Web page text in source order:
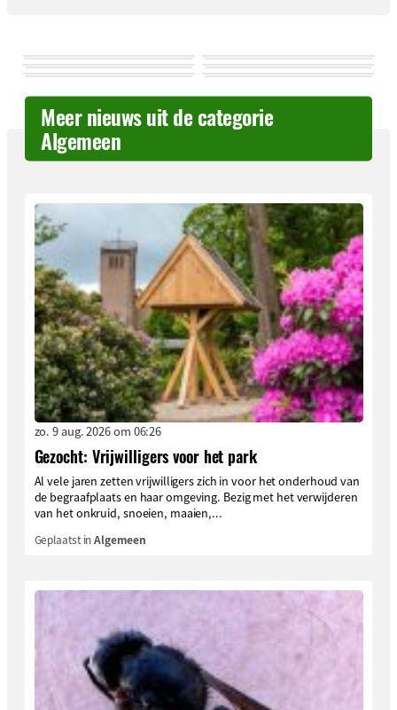
Meer nieuws uit de categorie
Algemeen
zo. 9 aug. 2026 om 06:26
Gezocht: Vrijwilligers voor het park
Al vele jaren zetten vrijwilligers zich in voor het onderhoud van
de begraafplaats en haar omgeving. Bezig met het verwijderen
van het onkruid, snoeien, maaien,...
Geplaatst inAlgemeen